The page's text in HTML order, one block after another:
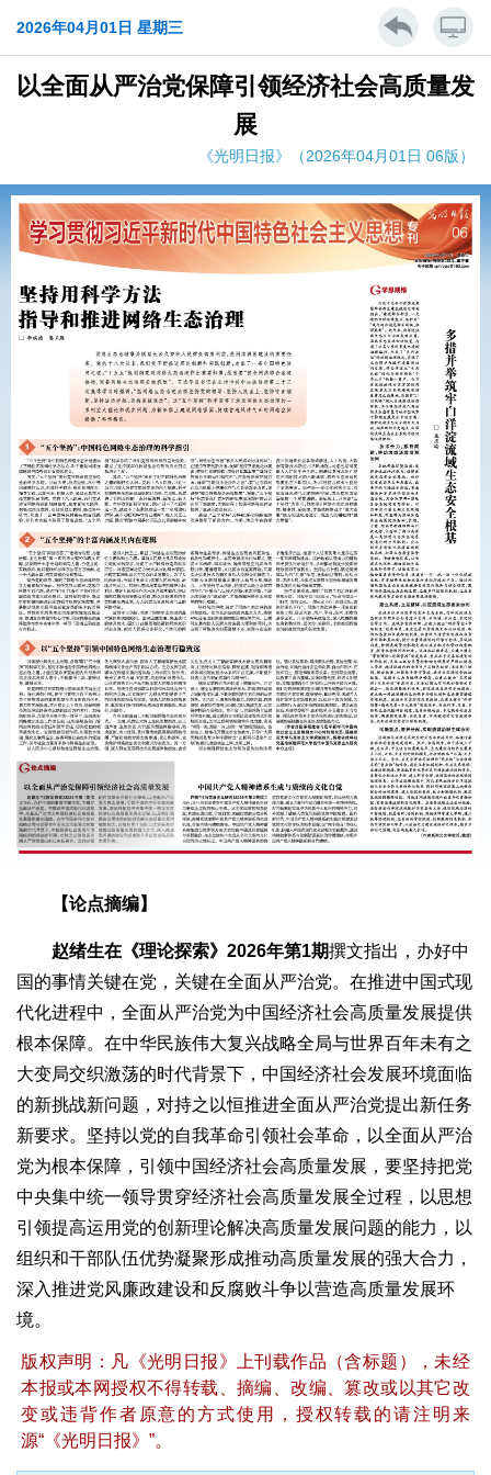
2026年04月01日 星期三
以全面从严治党保障引领经济社会高质量发
展
《光明日报》（2026年04月01日 06版）
【论点摘编】
赵绪生在《理论探索》2026年第1期撰文指出，办好中
国的事情关键在党，关键在全面从严治党。在推进中国式现
代化进程中，全面从严治党为中国经济社会高质量发展提供
根本保障。在中华民族伟大复兴战略全局与世界百年未有之
大变局交织激荡的时代背景下，中国经济社会发展环境面临
的新挑战新问题，对持之以恒推进全面从严治党提出新任务
新要求。坚持以党的自我革命引领社会革命，以全面从严治
党为根本保障，引领中国经济社会高质量发展，要坚持把党
中央集中统一领导贯穿经济社会高质量发展全过程，以思想
引领提高运用党的创新理论解决高质量发展问题的能力，以
组织和干部队伍优势凝聚形成推动高质量发展的强大合力，
深入推进党风廉政建设和反腐败斗争以营造高质量发展环
境。
版权声明：凡《光明日报》上刊载作品（含标题），未经
本报或本网授权不得转载、摘编、改编、篡改或以其它改
变或违背作者原意的方式使用，授权转载的请注明来
源“《光明日报》”。